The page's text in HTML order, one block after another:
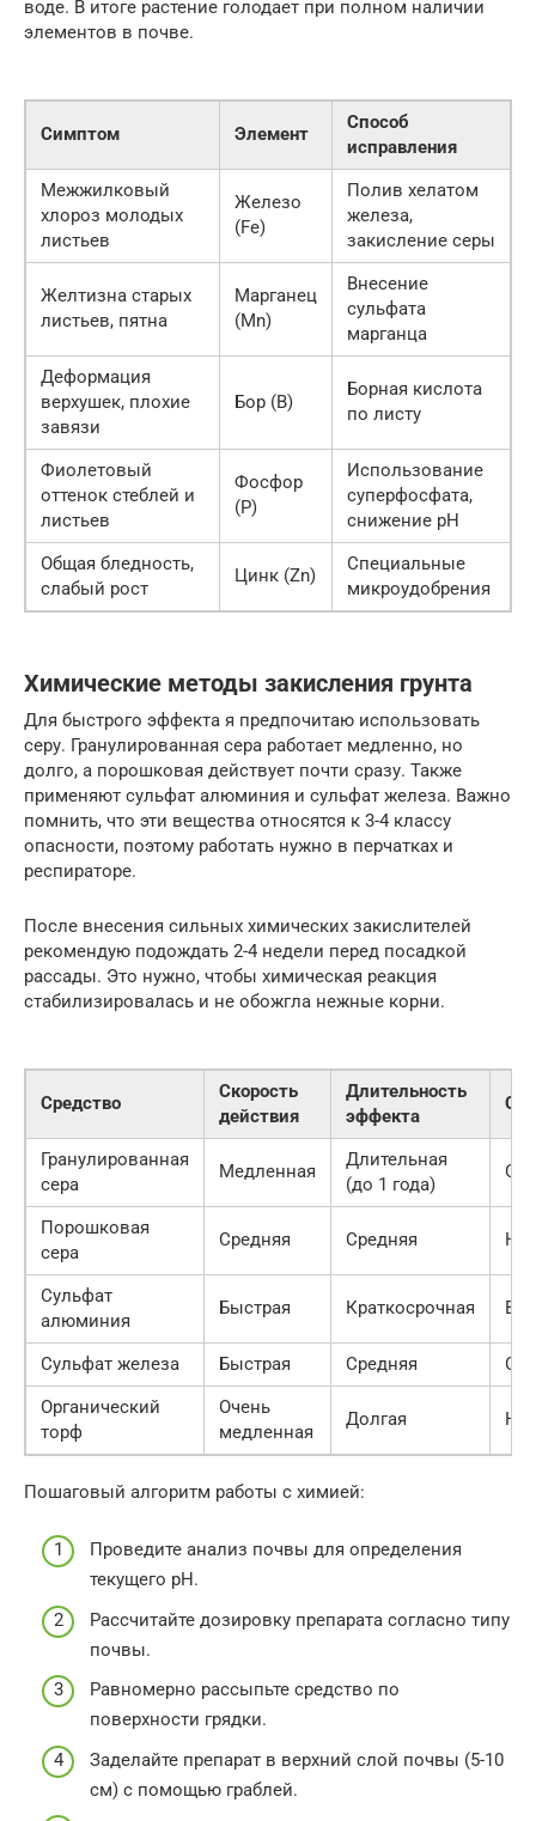
воде. В итоге растение голодает при полном наличии
элементов в почве.
Симптом Элемент
Способ
исправления
Межжилковый
хлороз молодых
листьев
Железо
(Fe)
Полив хелатом
железа,
закисление серы
Желтизна старых
листьев, пятна
Марганец
(Mn)
Внесение
сульфата
марганца
Деформация
верхушек, плохие
завязи
Бор (B)
Борная кислота
по листу
Фиолетовый
оттенок стеблей и
листьев
Фосфор
(P)
Использование
суперфосфата,
снижение pH
Общая бледность,
слабый рост
Цинк (Zn)
Специальные
микроудобрения
Химические методы закисления грунта
Для быстрого эффекта я предпочитаю использовать
серу. Гранулированная сера работает медленно, но
долго, а порошковая действует почти сразу. Также
применяют сульфат алюминия и сульфат железа. Важно
помнить, что эти вещества относятся к 3-4 классу
опасности, поэтому работать нужно в перчатках и
респираторе.
После внесения сильных химических закислителей
рекомендую подождать 2-4 недели перед посадкой
рассады. Это нужно, чтобы химическая реакция
стабилизировалась и не обожгла нежные корни.
Средство
Скорость
действия
Длительность
эффекта
Гранулированная
сера
Медленная
Длительная
(до 1 года)
Порошковая
сера
Средняя Средняя
Сульфат
алюминия
Быстрая Краткосрочная
Сульфат железа Быстрая Средняя
Органический
торф
Очень
медленная
Долгая
Пошаговый алгоритм работы с химией:
Проведите анализ почвы для определения
текущего pH.
Рассчитайте дозировку препарата согласно типу
почвы.
Равномерно рассыпьте средство по
поверхности грядки.
Заделайте препарат в верхний слой почвы (5-10
см) с помощью граблей.